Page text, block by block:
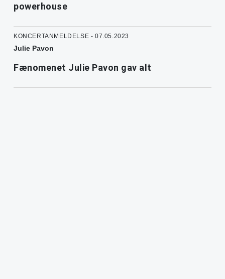
powerhouse
KONCERTANMELDELSE - 07.05.2023
Julie Pavon
Fænomenet Julie Pavon gav alt